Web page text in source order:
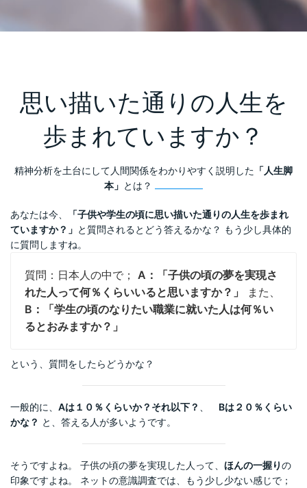
思い描いた通りの人生を
歩まれていますか？
精神分析を土台にして人間関係をわかりやすく説明した 「人生脚
本」 とは？
あなたは今、
「子供や学生の頃に思い描いた通りの人生を歩まれ
ていますか？」 と質問されるとどう答えるかな？ もう少し具体的
に質問しますね。
質問：日本人の中で； A：「子供の頃の夢を実現さ
れた人って何％くらいいると思いますか？」
また、
B：「学生の頃のなりたい職業に就いた人は何％い
るとおみますか？」
という、質問をしたらどうかな？
一般的に、 Aは１０％くらいか？それ以下？
Bは２０％くらい
かな？ と、答える人が多いようです。
そうですよね。 子供の頃の夢を実現した人って、 ほんの一握りの
印象ですよね。 ネットの意識調査では、もう少し少ない感じで；